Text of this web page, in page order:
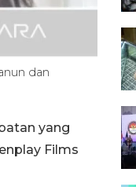
dan
yang
Films